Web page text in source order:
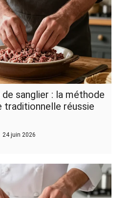
sanglier : la méthode
traditionnelle réussie
24 juin 2026